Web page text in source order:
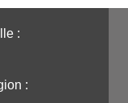
:️
:️